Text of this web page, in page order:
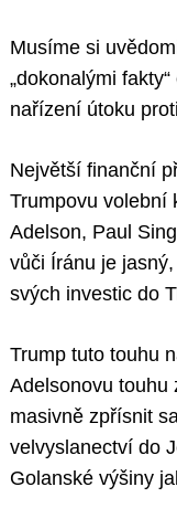
Musíme si
„dokonalými
nařízení útoku
Největší finanční
Trumpovu volební
Adelson, Paul
vůči Íránu je
svých investic do
Trump tuto touhu
Adelsonovu touhu
masivně zpřísnit
velvyslanectví do
Golanské výšiny